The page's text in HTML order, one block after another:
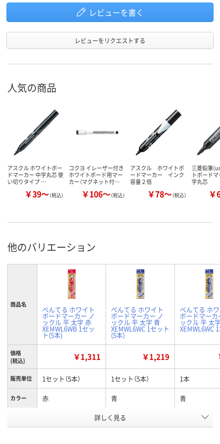
商品環境
70 90
レビューを書く
レビューをリクエストする
人気の商品
アスクル ホワイトボー
ドマーカー 中字丸芯 使
い切りタイプ …
￥39～（税込）
コクヨ イレーザー付き
ホワイトボード用マー
カー（マグネット付…
￥106～（税込）
アスクル ホワイトボ
ードマーカー インク
容量２倍
￥78～（税込）
三菱鉛筆
トボード
字丸芯
￥
他のバリエーション
商品名
ぺんてる ホワイト
ボードマーカー ノ
ックル 平 太字 赤
XEMWL6WB 1セッ
ト(5本)
ぺんてる ホワイト
ボードマーカー ノ
ックル 平 太字 青
XEMWL6WC 1セット
(5本)
ぺんてる ホ
ボードマーカ
ックル 平 太
XEMWL6WC
価格
(税込)
￥1,311 ￥1,219
販売単位 1セット（5本） 1セット（5本） 1本
カラー 赤 青 青
X603714 XJ60446
詳しく見る